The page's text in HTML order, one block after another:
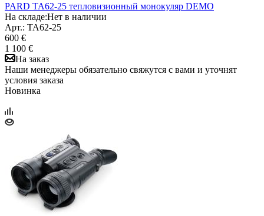
PARD TA62-25 тепловизионный монокуляр DEMO
На складе:Нет в наличии
Арт.: TA62-25
600 €
1 100 €
На заказ
Наши менеджеры обязательно свяжутся с вами и уточнят
условия заказа
Новинка